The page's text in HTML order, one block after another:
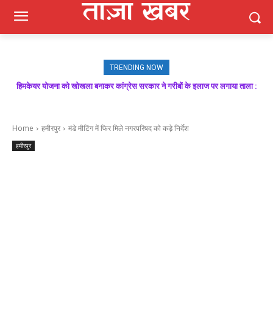
TRENDING NOW
हिमकेयर योजना को खोखला बनाकर कांग्रेस सरकार ने गरीबों के इलाज पर लगाया ताला :
मजबूत बूथ ही भाजपा की जीत की गारंटी, आगामी विधानसभा चुनाव में बूथ प्रबंधन निभाएगा
Home हमीरपुर मंडे मीटिंग में फिर मिले नगरपरिषद को कड़े निर्देश
हमीरपुर